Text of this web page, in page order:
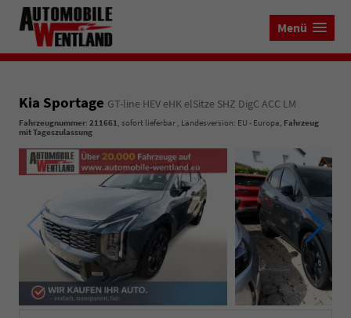
Menü
Kia Sportage GT-line HEV eHK elSitze SHZ DigC ACC LM
Fahrzeugnummer: 211661, sofort lieferbar , Landesversion: EU - Europa, Fahrzeug
mit Tageszulassung